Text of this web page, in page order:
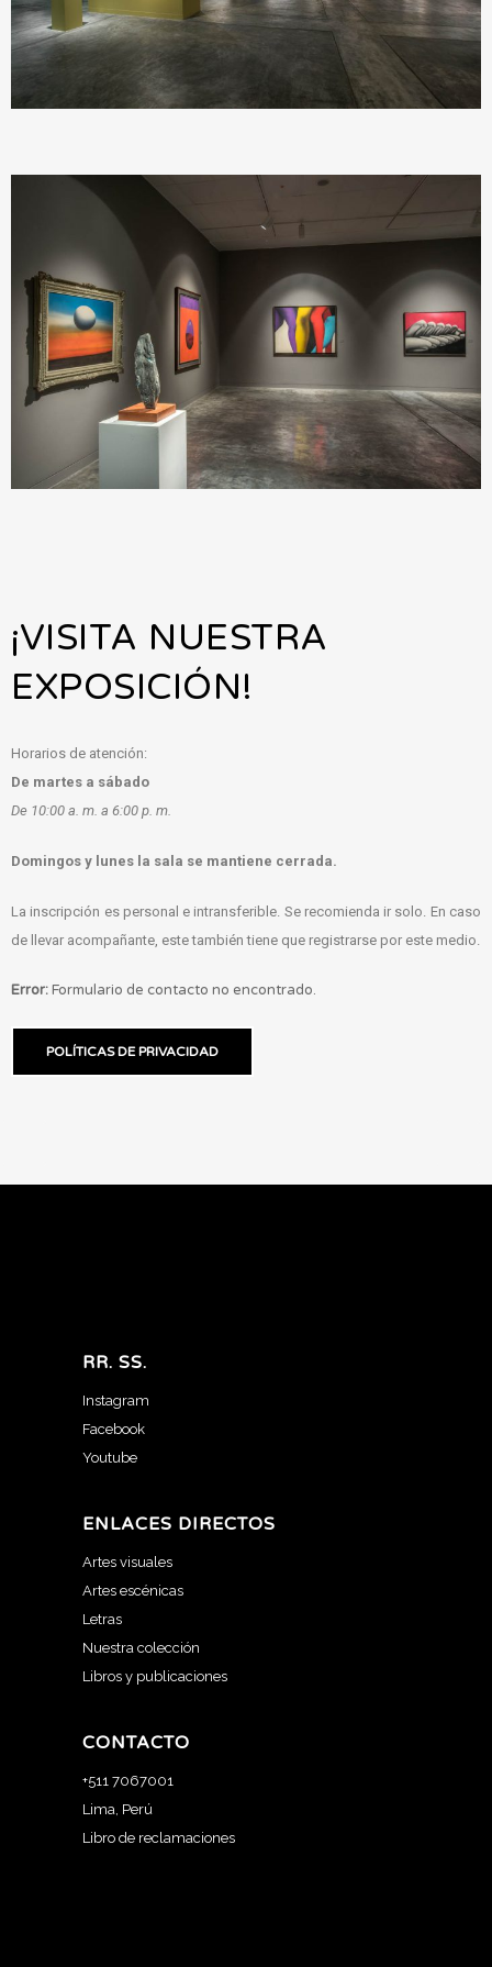
¡VISITA NUESTRA
EXPOSICIÓN!
Horarios de atención:
De martes a sábado
De 10:00 a. m. a 6:00 p. m
Domingos y lunes la sala se mantiene cerrada.
La inscripción es personal e intransferible. Se recomienda ir solo. En caso
de llevar acompañante, este también tiene que registrarse por este medio.
Error:Formulario de contacto no encontrado.
POLÍTICAS DE PRIVACIDAD
RR. SS.
Instagram
Facebook
Youtube
ENLACES DIRECTOS
Artes visuales
Artes escénicas
Letras
Nuestra colección
Libros y publicaciones
CONTACTO
+511 7067001
Lima, Perú
Libro de reclamaciones